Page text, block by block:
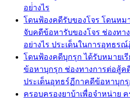
อย่่างไร
โดนฟ้องคดีรับของโจร โดนหม
จับคดีข้อหารับของโจร ช่องทา
อย่างไร ประเด็นในการอุทธร
โดนฟ้องคดีบุกรุก ได้รับหมายเ
ข้อหาบุกรุก ช่องทางการต่อสู้ค
ประเด็นอุทธร์ฏีกาคดีข้อหาบุกรุ
ครอบครองยาบ้าเพื่อจำหน่าย